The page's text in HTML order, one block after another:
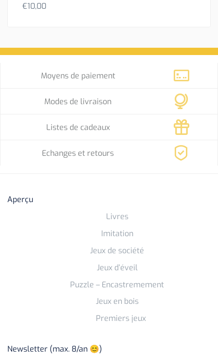
€10,00
Moyens de paiement
Modes de livraison
Listes de cadeaux
Echanges et retours
Aperçu
Livres
Imitation
Jeux de société
Jeux d’éveil
Puzzle – Encastremement
Jeux en bois
Premiers jeux
Newsletter (max. 8/an 😊)